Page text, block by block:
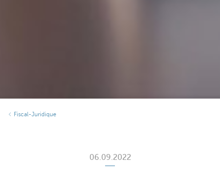
Fiscal-Juridique
06.09.2022